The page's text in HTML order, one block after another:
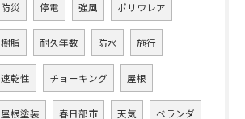
防災 停電 強風 ポリウレア
樹脂 耐久年数 防水 施行
速乾性 チョーキング 屋根
屋根塗装 春日部市 天気 ベランダ